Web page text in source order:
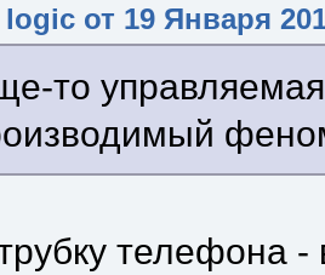
от 19 Января
то
телефона